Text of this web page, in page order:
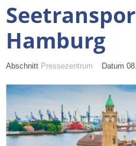
Hamburg
Abschnitt Pressezentrum Datum